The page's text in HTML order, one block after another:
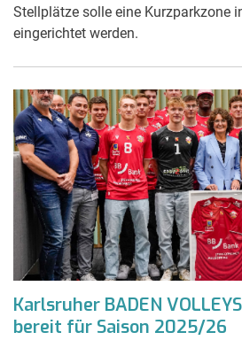
Stellplätze solle eine Kurzparkzone
eingerichtet werden.
Karlsruher BADEN
bereit für Saison 2025/26